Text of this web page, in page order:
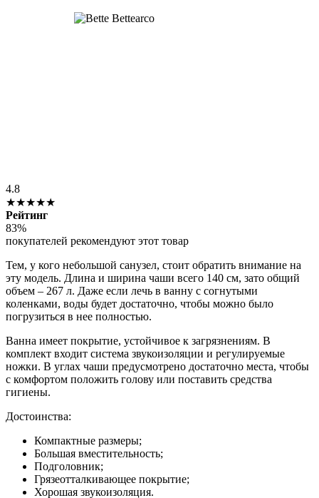
4.8
★★★★★
Рейтинг
83%
покупателей рекомендуют этот товар
Тем, у кого небольшой санузел, стоит обратить внимание на
эту модель. Длина и ширина чаши всего 140 см, зато общий
объем – 267 л. Даже если лечь в ванну с согнутыми
коленками, воды будет достаточно, чтобы можно было
погрузиться в нее полностью.
Ванна имеет покрытие, устойчивое к загрязнениям. В
комплект входит система звукоизоляции и регулируемые
ножки. В углах чаши предусмотрено достаточно места, чтобы
с комфортом положить голову или поставить средства
гигиены.
Достоинства:
Компактные размеры;
Большая вместительность;
Подголовник;
Грязеотталкивающее покрытие;
Хорошая звукоизоляция.